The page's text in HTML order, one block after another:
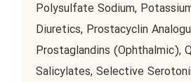
Polysulfate Sodium,
Diuretics, Prostacyclin
Prostaglandins (Ophthalmic),
Salicylates, Selective